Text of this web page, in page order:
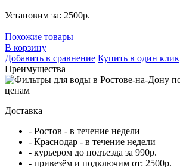
Установим за: 2500р.
Похожие товары
В корзину
Добавить в сравнение Купить в один клик
Преимущества
Доставка
- Ростов - в течение недели
- Краснодар - в течение недели
- курьером до подъезда за 990р.
- привезём и подключим от: 2500р.